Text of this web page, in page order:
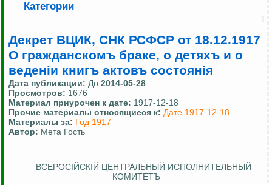
Категории
Декрет ВЦИК, СНК РСФСР от 18.12.1917
О гражданскомъ браке, о детяхъ и о
веденiи книгъ актовъ состоянiя
Дата публикации: До 2014-05-28
Просмотров: 1676
Материал приурочен к дате: 1917-12-18
Прочие материалы относящиеся к: Дате 1917-12-18
Материалы за: Год 1917
Автор: Мета Гость
ВСЕРОСIЙСКIЙ ЦЕНТРАЛЬНЫЙ ИСПОЛНИТЕЛЬНЫЙ
КОМИТЕТЪ